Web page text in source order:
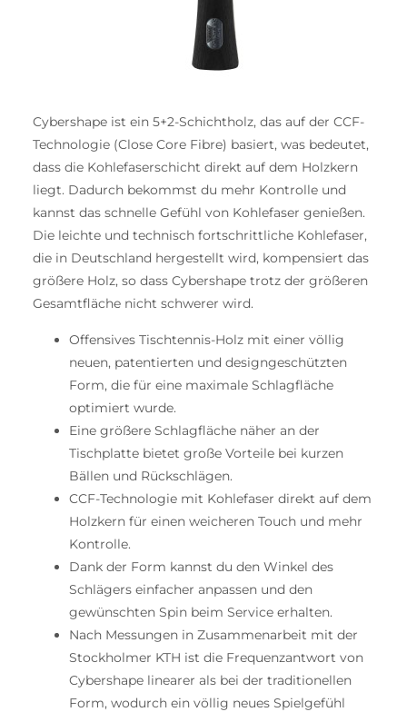
Cybershape ist ein 5+2-Schichtholz, das auf der CCF-
Technologie (Close Core Fibre) basiert, was bedeutet,
dass die Kohlefaserschicht direkt auf dem Holzkern
liegt. Dadurch bekommst du mehr Kontrolle und
kannst das schnelle Gefühl von Kohlefaser genießen.
Die leichte und technisch fortschrittliche Kohlefaser,
die in Deutschland hergestellt wird, kompensiert das
größere Holz, so dass Cybershape trotz der größeren
Gesamtfläche nicht schwerer wird.
Offensives Tischtennis-Holz mit einer völlig
neuen, patentierten und designgeschützten
Form, die für eine maximale Schlagfläche
optimiert wurde.
Eine größere Schlagfläche näher an der
Tischplatte bietet große Vorteile bei kurzen
Bällen und Rückschlägen.
CCF-Technologie mit Kohlefaser direkt auf dem
Holzkern für einen weicheren Touch und mehr
Kontrolle.
Dank der Form kannst du den Winkel des
Schlägers einfacher anpassen und den
gewünschten Spin beim Service erhalten.
Nach Messungen in Zusammenarbeit mit der
Stockholmer KTH ist die Frequenzantwort von
Cybershape linearer als bei der traditionellen
Form, wodurch ein völlig neues Spielgefühl